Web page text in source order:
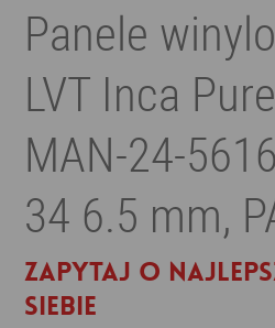
Panele
LVT Inca
MAN-24-
34 6.5 mm,
Zapytaj o
siebie